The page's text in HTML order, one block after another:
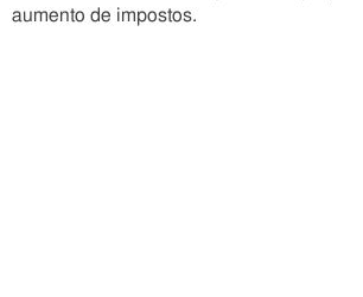
aumento de impostos.